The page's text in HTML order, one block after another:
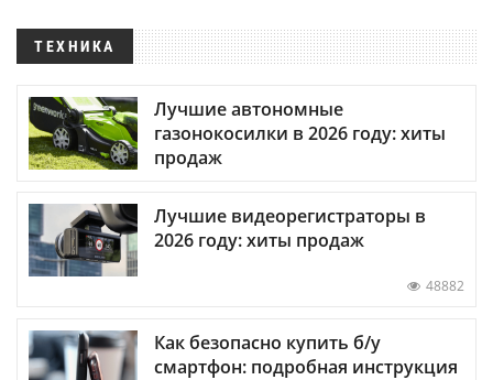
ТЕХНИКА
Лучшие автономные
газонокосилки в 2026 году: хиты
продаж
Лучшие видеорегистраторы в
2026 году: хиты продаж
48882
Как безопасно купить б/у
смартфон: подробная инструкция